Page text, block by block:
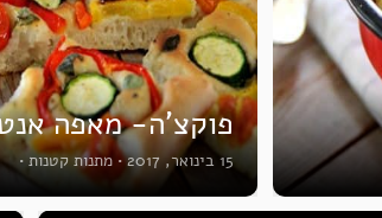
פוקצ’ה- מאפה
15 בינואר, 2017 • מתנות קטנות •